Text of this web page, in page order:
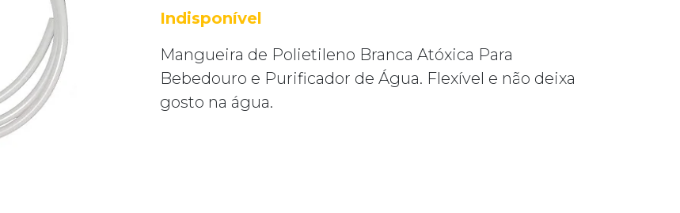
Indisponível
Mangueira de Polietileno Branca Atóxica Para
Bebedouro e Purificador de Água. Flexível e não deixa
gosto na água.